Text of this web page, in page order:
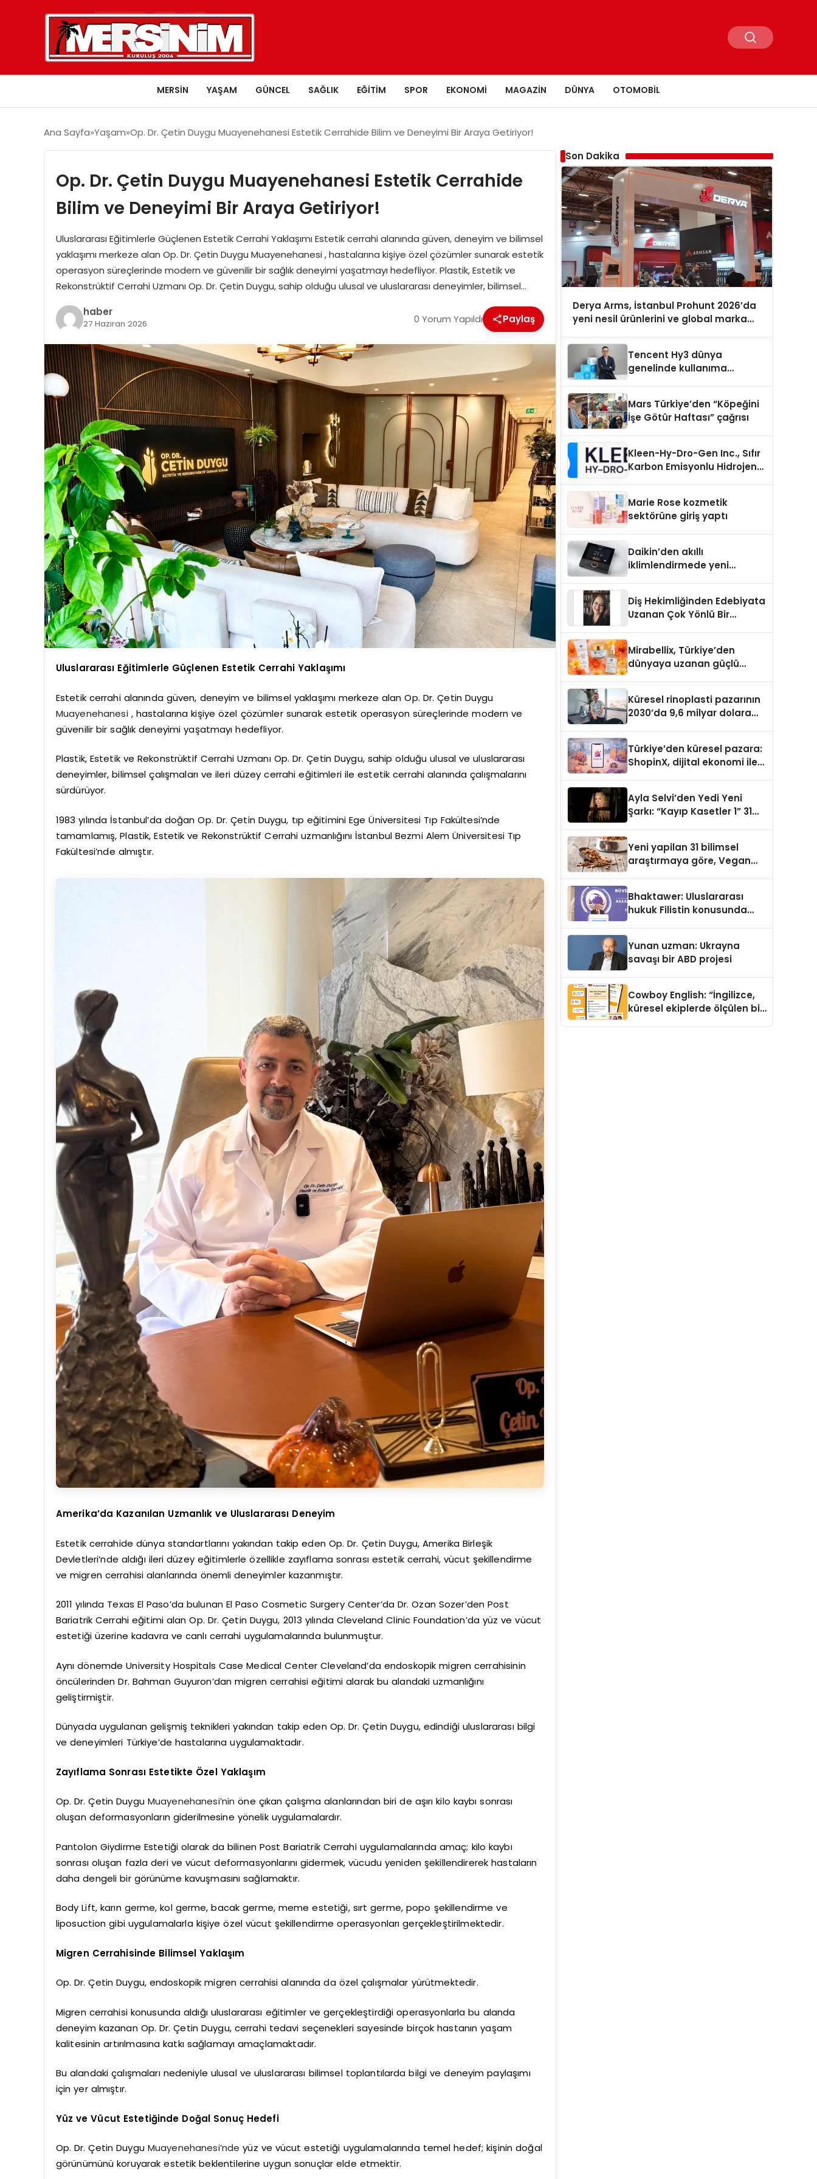
MERSIN YAŞAM GÜNCEL SAĞLIK EĞITIM SPOR EKONOMI MAGAZIN DÜNYA OTOMOBIL
Ana Sayfa Yaşam Op. Dr. Çetin Duygu Muayenehanesi Estetik Cerrahide Bilim ve Deneyimi Bir Araya Getiriyor!
Op. Dr. Çetin Duygu Muayenehanesi Estetik Cerrahide
Bilim ve Deneyimi Bir Araya Getiriyor!
Uluslararası Eğitimlerle Güçlenen Estetik Cerrahi Yaklaşımı Estetik cerrahi alanında güven, deneyim ve bilimsel
yaklaşımı merkeze alan Op. Dr. Çetin Duygu Muayenehanesi , hastalarına kişiye özel çözümler sunarak estetik
operasyon süreçlerinde modern ve güvenilir bir sağlık deneyimi yaşatmayı hedefliyor. Plastik, Estetik ve
Rekonstrüktif Cerrahi Uzmanı Op. Dr. Çetin Duygu, sahip olduğu ulusal ve uluslararası deneyimler, bilimsel…
haber
27 Haziran 2026 0 Yorum Yapıldı Paylaş
Uluslararası Eğitimlerle Güçlenen Estetik Cerrahi Yaklaşımı
Estetik cerrahi alanında güven, deneyim ve bilimsel yaklaşımı merkeze alan Op. Dr. Çetin Duygu
Muayenehanesi , hastalarına kişiye özel çözümler sunarak estetik operasyon süreçlerinde modern ve
güvenilir bir sağlık deneyimi yaşatmayı hedefliyor.
Plastik, Estetik ve Rekonstrüktif Cerrahi Uzmanı Op. Dr. Çetin Duygu, sahip olduğu ulusal ve uluslararası
deneyimler, bilimsel çalışmaları ve ileri düzey cerrahi eğitimleri ile estetik cerrahi alanında çalışmalarını
sürdürüyor.
1983 yılında İstanbul’da doğan Op. Dr. Çetin Duygu, tıp eğitimini Ege Üniversitesi Tıp Fakültesi’nde
tamamlamış, Plastik, Estetik ve Rekonstrüktif Cerrahi uzmanlığını İstanbul Bezmi Alem Üniversitesi Tıp
Fakültesi’nde almıştır.
Amerika’da Kazanılan Uzmanlık ve Uluslararası Deneyim
Estetik cerrahide dünya standartlarını yakından takip eden Op. Dr. Çetin Duygu, Amerika Birleşik
Devletleri’nde aldığı ileri düzey eğitimlerle özellikle zayıflama sonrası estetik cerrahi, vücut şekillendirme
ve migren cerrahisi alanlarında önemli deneyimler kazanmıştır.
2011 yılında Texas El Paso’da bulunan El Paso Cosmetic Surgery Center’da Dr. Ozan Sozer’den Post
Bariatrik Cerrahi eğitimi alan Op. Dr. Çetin Duygu, 2013 yılında Cleveland Clinic Foundation’da yüz ve vücut
estetiği üzerine kadavra ve canlı cerrahi uygulamalarında bulunmuştur.
Aynı dönemde University Hospitals Case Medical Center Cleveland’da endoskopik migren cerrahisinin
öncülerinden Dr. Bahman Guyuron’dan migren cerrahisi eğitimi alarak bu alandaki uzmanlığını
geliştirmiştir.
Dünyada uygulanan gelişmiş teknikleri yakından takip eden Op. Dr. Çetin Duygu, edindiği uluslararası bilgi
ve deneyimleri Türkiye’de hastalarına uygulamaktadır.
Zayıflama Sonrası Estetikte Özel Yaklaşım
Op. Dr. Çetin Duygu Muayenehanesi’nin öne çıkan çalışma alanlarından biri de aşırı kilo kaybı sonrası
oluşan deformasyonların giderilmesine yönelik uygulamalardır.
Pantolon Giydirme Estetiği olarak da bilinen Post Bariatrik Cerrahi uygulamalarında amaç; kilo kaybı
sonrası oluşan fazla deri ve vücut deformasyonlarını gidermek, vücudu yeniden şekillendirerek hastaların
daha dengeli bir görünüme kavuşmasını sağlamaktır.
Body Lift, karın germe, kol germe, bacak germe, meme estetiği, sırt germe, popo şekillendirme ve
liposuction gibi uygulamalarla kişiye özel vücut şekillendirme operasyonları gerçekleştirilmektedir.
Migren Cerrahisinde Bilimsel Yaklaşım
Op. Dr. Çetin Duygu, endoskopik migren cerrahisi alanında da özel çalışmalar yürütmektedir.
Migren cerrahisi konusunda aldığı uluslararası eğitimler ve gerçekleştirdiği operasyonlarla bu alanda
deneyim kazanan Op. Dr. Çetin Duygu, cerrahi tedavi seçenekleri sayesinde birçok hastanın yaşam
kalitesinin artırılmasına katkı sağlamayı amaçlamaktadır.
Bu alandaki çalışmaları nedeniyle ulusal ve uluslararası bilimsel toplantılarda bilgi ve deneyim paylaşımı
için yer almıştır.
Yüz ve Vücut Estetiğinde Doğal Sonuç Hedefi
Op. Dr. Çetin Duygu Muayenehanesi’nde yüz ve vücut estetiği uygulamalarında temel hedef; kişinin doğal
görünümünü koruyarak estetik beklentilerine uygun sonuçlar elde etmektir.
Son Dakika
Derya Arms, İstanbul Prohunt 2026’da
yeni nesil ürünlerini ve global marka
Tencent Hy3 dünya
genelinde kullanıma
Mars Türkiye’den “Köpeğini
İşe Götür Haftası” çağrısı
Kleen-Hy-Dro-Gen Inc., Sıfır
Karbon Emisyonlu Hidrojen
Aldı
Marie Rose kozmetik
sektörüne giriş yaptı
Daikin’den akıllı
iklimlendirmede yeni
Diş Hekimliğinden Edebiyata
Uzanan Çok Yönlü Bir
Mirabellix, Türkiye’den
dünyaya uzanan güçlü
Küresel rinoplasti pazarının
2030’da 9,6 milyar dolara
Türkiye’den küresel pazara:
ShopinX, dijital ekonomi ile
Ayla Selvi’den Yedi Yeni
Şarkı: “Kayıp Kasetler 1” 31
Yeni yapilan 31 bilimsel
araştırmaya göre, Vegan
Sindirildiğini Ortaya Koydu
Bhaktawer: Uluslararası
hukuk Filistin konusunda
Yunan uzman: Ukrayna
savaşı bir ABD projesi
Cowboy English: “İngilizce,
küresel ekiplerde ölçülen bir